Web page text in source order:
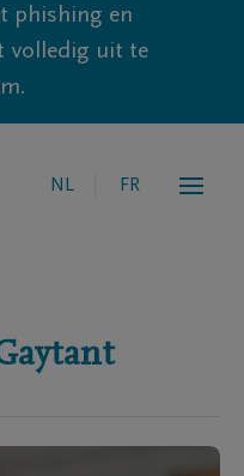
phishing en
volledig uit te
NL FR